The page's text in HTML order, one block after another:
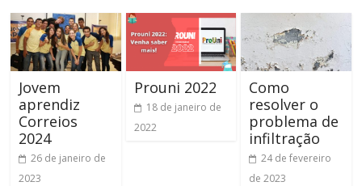
Jovem
aprendiz
Correios
2024
26 de janeiro de
2023
Prouni 2022
18 de janeiro de
2022
Como
resolver o
problema de
infiltração
24 de fevereiro
de 2023